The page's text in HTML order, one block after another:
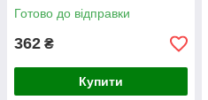
Готово до відправки
362 ₴
Купити